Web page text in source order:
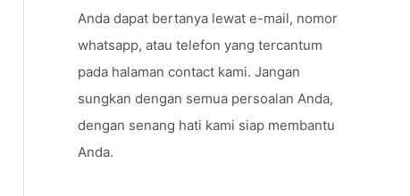
Anda dapat bertanya lewat e-mail, nomor
whatsapp, atau telefon yang tercantum
pada halaman contact kami. Jangan
sungkan dengan semua persoalan Anda,
dengan senang hati kami siap membantu
Anda.